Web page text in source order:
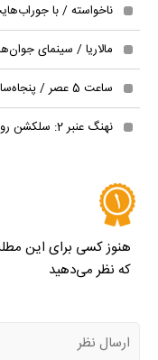
ناخواسته / با
مالاریا / سینمای
ساعت 5 عصر / پنجاه‌سالگی
نهنگ عنبر 2: سلکشن رویا / از اون‌ور جهنم می‌زنیم بیرون…
هنوز کسی برای این
که نظر می‌دهید